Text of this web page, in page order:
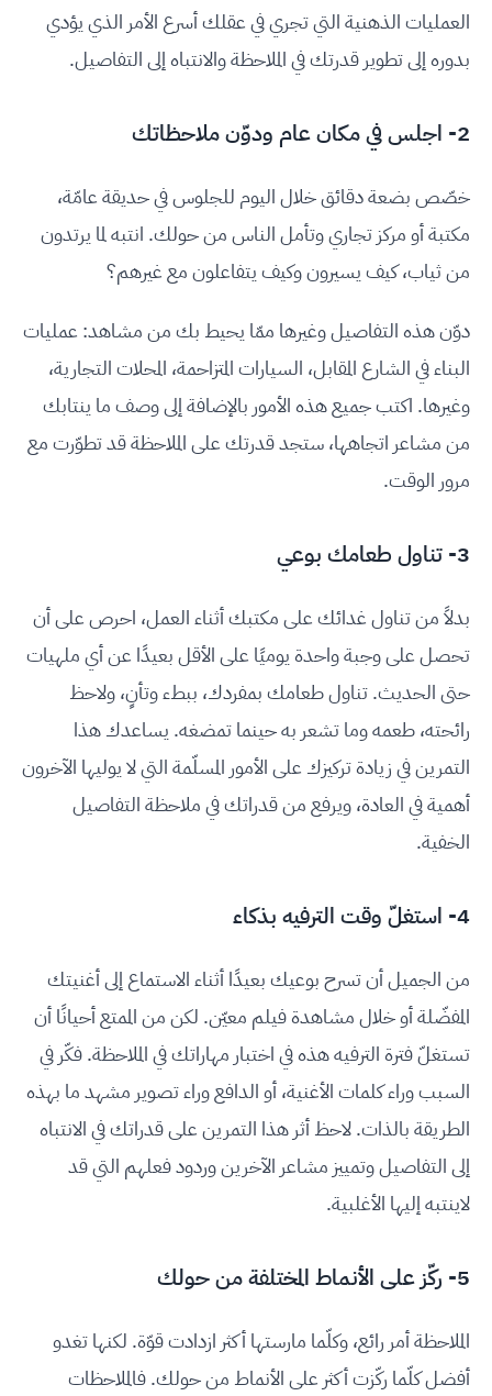
العمليات الذهنية التي تجري في عقلك أسرع الأمر الذي يؤدي
بدوره إلى تطوير قدرتك في الملاحظة والانتباه إلى التفاصيل.
2- اجلس في مكان عام ودوّن ملاحظاتك
خصّص بضعة دقائق خلال اليوم للجلوس في حديقة عامّة،
مكتبة أو مركز تجاري وتأمل الناس من حولك. انتبه لما يرتدون
من ثياب، كيف يسيرون وكيف يتفاعلون مع غيرهم؟
دوّن هذه التفاصيل وغيرها ممّا يحيط بك من مشاهد: عمليات
البناء في الشارع المقابل، السيارات المتزاحمة، المحلات التجارية،
وغيرها. اكتب جميع هذه الأمور بالإضافة إلى وصف ما ينتابك
من مشاعر اتجاهها، ستجد قدرتك على الملاحظة قد تطوّرت مع
مرور الوقت.
3- تناول طعامك بوعي
بدلاً من تناول غدائك على مكتبك أثناء العمل، احرص على أن
تحصل على وجبة واحدة يوميًا على الأقل بعيدًا عن أي ملهيات
حتى الحديث. تناول طعامك بمفردك، ببطء وتأنٍ، ولاحظ
رائحته، طعمه وما تشعر به حينما تمضغه. يساعدك هذا
التمرين في زيادة تركيزك على الأمور المسلّمة التي لا يوليها الآخرون
أهمية في العادة، ويرفع من قدراتك في ملاحظة التفاصيل
الخفية.
4- استغلّ وقت الترفيه بذكاء
من الجميل أن تسرح بوعيك بعيدًا أثناء الاستماع إلى أغنيتك
المفضّلة أو خلال مشاهدة فيلم معيّن. لكن من الممتع أحيانًا أن
تستغلّ فترة الترفيه هذه في اختبار مهاراتك في الملاحظة. فكّر في
السبب وراء كلمات الأغنية، أو الدافع وراء تصوير مشهد ما بهذه
الطريقة بالذات. لاحظ أثر هذا التمرين على قدراتك في الانتباه
إلى التفاصيل وتمييز مشاعر الآخرين وردود فعلهم التي قد
لاينتبه إليها الأغلبية.
5- ركّز على الأنماط المختلفة من حولك
الملاحظة أمر رائع، وكلّما مارستها أكثر ازدادت قوّة. لكنها تغدو
أفضل كلّما ركّزت أكثر على الأنماط من حولك. فالملاحظات